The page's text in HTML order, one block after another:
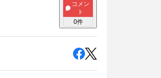
コメン
ト
0件